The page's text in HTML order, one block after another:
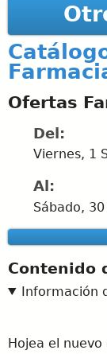
Ofertas
Del:
Viernes, 1
Al:
Sábado,
Contenido
Información
Hojea el